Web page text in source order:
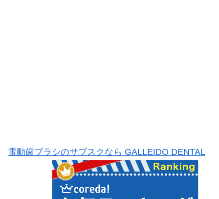
電動歯ブラシのサブスクなら GALLEIDO DENTAL